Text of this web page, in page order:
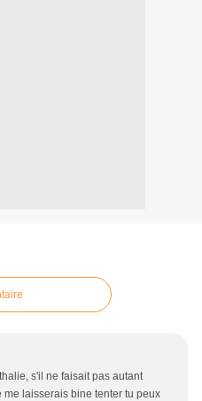
s'il ne faisait pas autant
laisserais bine tenter tu peux